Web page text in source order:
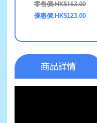
零售價:HK$163.00
優惠價:HK$123.00